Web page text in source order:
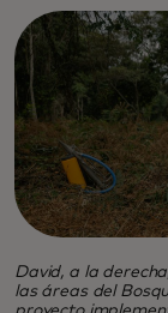
David, a la
las áreas del